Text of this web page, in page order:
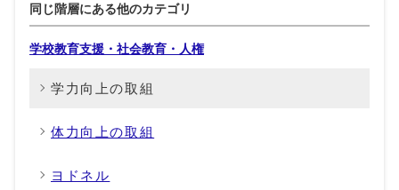
同じ階層にある他のカテゴリ
学校教育支援・社会教育・人権
学力向上の取組
体力向上の取組
ヨドネル